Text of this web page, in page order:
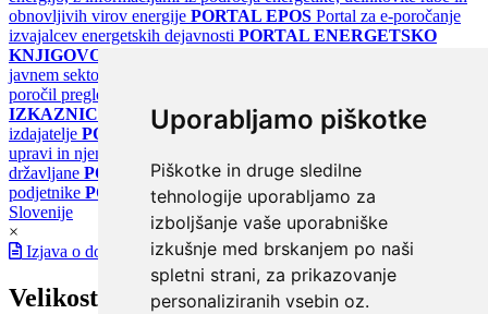
Uporabljamo piškotke
Piškotke in druge sledilne
tehnologije uporabljamo za
izboljšanje vaše uporabniške
izkušnje med brskanjem po naši
spletni strani, za prikazovanje
personaliziranih vsebin oz.
obnovljivih virov energije PORTAL EPOS Portal za e-poročanje
izvajalcev energetskih dejavnosti PORTAL ENERGETSKO
KNJIGOVODSTVO
javnem sektorju
poročil pregledov klimatskih sistemov
IZKAZNICE
Register energetskih izkaznic - za izdelovalce in
izdajatelje PORTAL GOV.SI Osrednje spletno mesto o državni
upravi in njenih storitvah
državljane PORTAL SPOT Državni portal za podjetja in
podjetnike PORTAL OPSI Državni portal odprtih podatkov
Slovenije
×
Izjava o dostopnosti
Velikost pisave